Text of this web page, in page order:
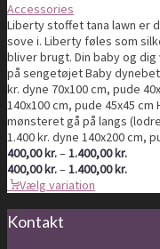
Accessories
Liberty stoffet tana lawn er
sove i. Liberty føles som
bliver brugt. Din baby og
på sengetøjet Baby
kr. dyne 70x100 cm, pude
140x100 cm, pude 45x45
mønsteret gå på langs
1.400 kr. dyne 140x200 cm,
400,00kr.–1.400,00kr.
400,00
400,00kr.–1.400,00kr.
Vælg variation
Kontakt